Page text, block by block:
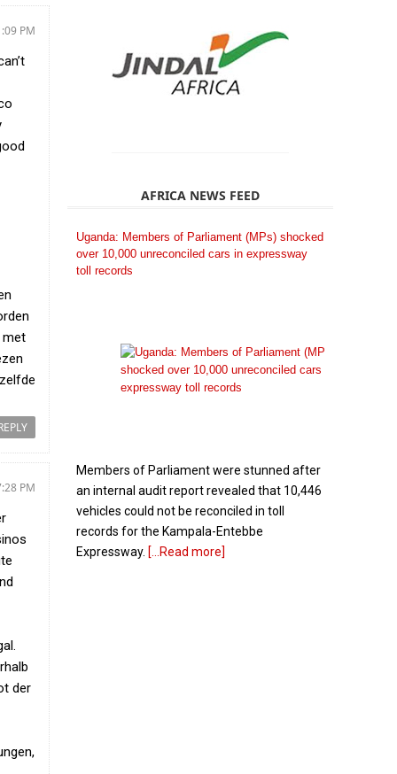
PM
met
PM
der
AFRICA NEWS FEED
Uganda: Members of Parliament (MPs) shocked
over 10,000 unreconciled cars in expressway
toll records
Members of Parliament were stunned after
an internal audit report revealed that 10,446
vehicles could not be reconciled in toll
records for the Kampala-Entebbe
Expressway. [...Read more]